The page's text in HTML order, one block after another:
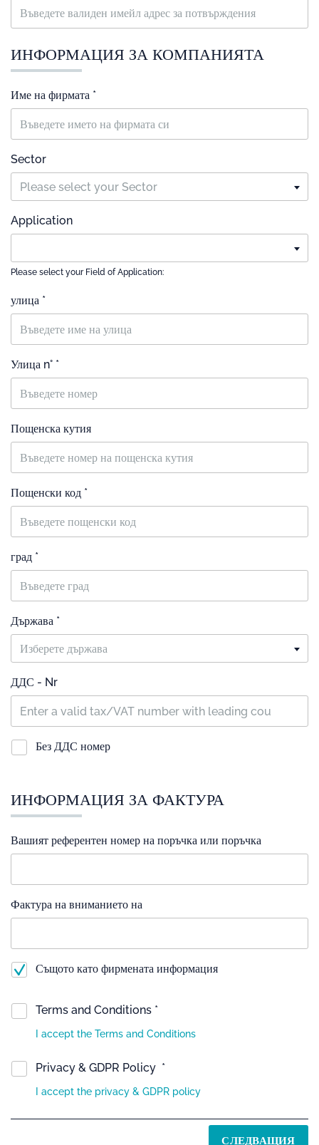
ИНФОРМАЦИЯ ЗА КОМПАНИЯТА
Име на фирмата *
Sector
Please select your Sector
Application
Please select your Field of Application:
улица *
Улица n° *
Пощенска кутия
Пощенски код *
град *
Държава *
Изберете държава
ДДС - Nr
Без ДДС номер
ИНФОРМАЦИЯ ЗА ФАКТУРА
Вашият референтен номер на поръчка или поръчка
Фактура на вниманието на
Същото като фирмената информация
Terms and Conditions *
I accept the Terms and Conditions
Privacy & GDPR Policy *
I accept the privacy & GDPR policy
СЛЕДВАЩИЯ